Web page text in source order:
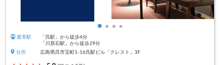
最寄駅
「呉駅」から徒歩4分
「川原石駅」から徒歩29分
住所
広島県呉市宝町1-16呉駅ビル「クレスト」3F